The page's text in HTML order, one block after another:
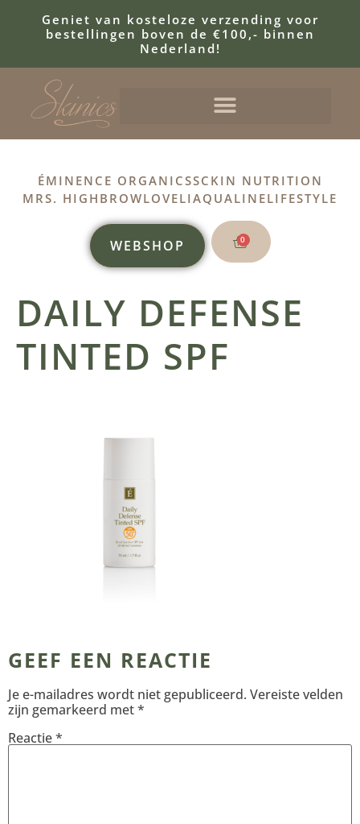
Geniet van kosteloze verzending voor
bestellingen boven de €100,- binnen
Nederland!
ÉMINENCE ORGANICSSCKIN NUTRITION
MRS. HIGHBROWLOVELIAQUALINELIFESTYLE
WEBSHOP 0
DAILY DEFENSE
TINTED SPF
GEEF EEN REACTIE
Je e-mailadres wordt niet gepubliceerd. Vereiste velden
zijn gemarkeerd met*
Reactie*